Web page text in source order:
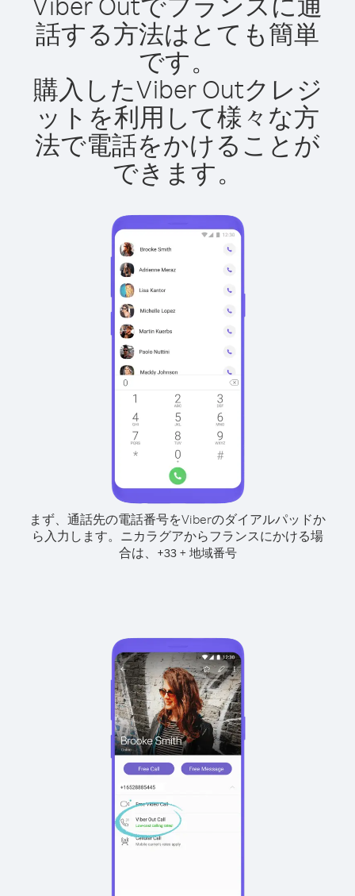
話する方法はとても簡単
です。
購入したViber Outクレジ
ットを利用して様々な方
法で電話をかけることが
できます。
まず、通話先の電話番号をViberのダイアルパッドか
ら入力します。 ニカラグアからフランスにかける場
合は、
+33+ 地域番号